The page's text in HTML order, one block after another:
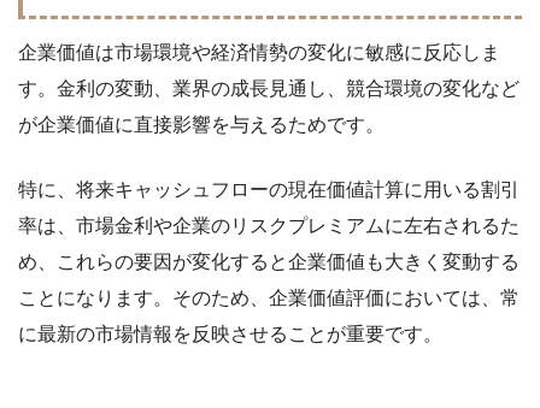
企業価値は市場環境や経済情勢の変化に敏感に反応しま
す。金利の変動、業界の成長見通し、競合環境の変化など
が企業価値に直接影響を与えるためです。
特に、将来キャッシュフローの現在価値計算に用いる割引
率は、市場金利や企業のリスクプレミアムに左右されるた
め、これらの要因が変化すると企業価値も大きく変動する
ことになります。そのため、企業価値評価においては、常
に最新の市場情報を反映させることが重要です。